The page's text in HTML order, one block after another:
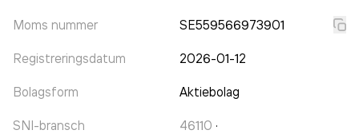
Moms nummer SE559566973901
Registreringsdatum 2026-01-12
Bolagsform Aktiebolag
SNI-bransch 46110 ·